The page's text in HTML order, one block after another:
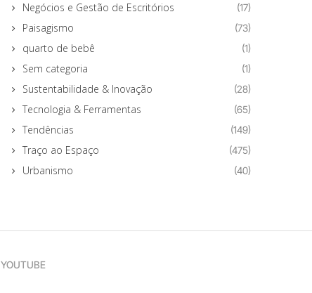
Negócios e Gestão de Escritórios (17)
Paisagismo (73)
quarto de bebê (1)
Sem categoria (1)
Sustentabilidade & Inovação (28)
Tecnologia & Ferramentas (65)
Tendências (149)
Traço ao Espaço (475)
Urbanismo (40)
YOUTUBE